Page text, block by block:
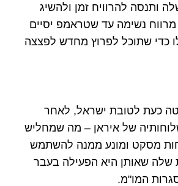
ותנסה להרוויח זמן ולהשיג
נשימה עד שטראמפ יסיים
כדי שתוכל לפרוץ מחדש לפצצה
כעת לטובת ישראל, לאחר
של איראן – מה שמחליש
מסקט ומונע ממנה להשתמש
שאותן היא הפעילה בעבר
המו"מ.